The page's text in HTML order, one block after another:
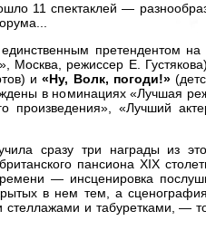
11 спектаклей —
претендентом на
Москва, режиссер Е.
и«Ну, Волк, погоди!»
в номинациях «Лучшая
произведения», «Лучший
сразу три награды из
пансиона XIX
— инсценировка
в нем тем, а
и табуретками, —